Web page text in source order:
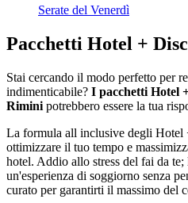
Serate del Venerdì
Pacchetti Hotel +
Stai cercando il modo perfetto per
indimenticabile? I pacchetti Hotel
Rimini potrebbero essere la tua
La formula all inclusive degli Hotel
ottimizzare il tuo tempo e
hotel. Addio allo stress del fai da te;
un'esperienza di soggiorno senza
curato per garantirti il massimo del